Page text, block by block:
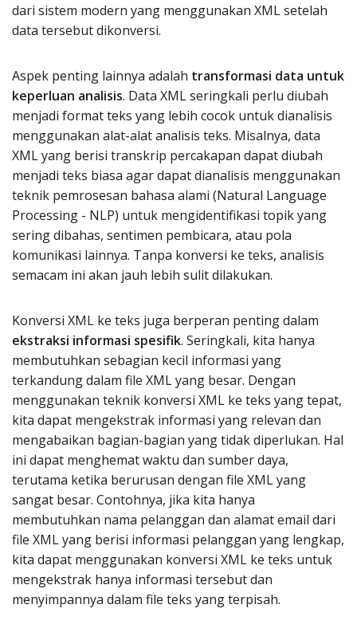
dari sistem modern yang menggunakan XML setelah
data tersebut dikonversi.
Aspek penting lainnya adalah transformasi data untuk
keperluan analisis. Data XML seringkali perlu diubah
menjadi format teks yang lebih cocok untuk dianalisis
menggunakan alat-alat analisis teks. Misalnya, data
XML yang berisi transkrip percakapan dapat diubah
menjadi teks biasa agar dapat dianalisis menggunakan
teknik pemrosesan bahasa alami (Natural Language
Processing - NLP) untuk mengidentifikasi topik yang
sering dibahas, sentimen pembicara, atau pola
komunikasi lainnya. Tanpa konversi ke teks, analisis
semacam ini akan jauh lebih sulit dilakukan.
Konversi XML ke teks juga berperan penting dalam
ekstraksi informasi spesifik. Seringkali, kita hanya
membutuhkan sebagian kecil informasi yang
terkandung dalam file XML yang besar. Dengan
menggunakan teknik konversi XML ke teks yang tepat,
kita dapat mengekstrak informasi yang relevan dan
mengabaikan bagian-bagian yang tidak diperlukan. Hal
ini dapat menghemat waktu dan sumber daya,
terutama ketika berurusan dengan file XML yang
sangat besar. Contohnya, jika kita hanya
membutuhkan nama pelanggan dan alamat email dari
file XML yang berisi informasi pelanggan yang lengkap,
kita dapat menggunakan konversi XML ke teks untuk
mengekstrak hanya informasi tersebut dan
menyimpannya dalam file teks yang terpisah.